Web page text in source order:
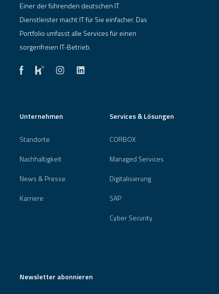
Einer der führenden deutschen IT
Dienstleister macht IT für Sie einfacher. Das
Portfolio umfasst alle Services für einen
sorgenfreien IT-Betrieb.
Unternehmen
Standorte
Nachhaltigkeit
News & Presse
Karriere
Services & Lösungen
CORBOX
Managed Services
Digitalisierung
SAP
Cyber Security
Newsletter abonnieren